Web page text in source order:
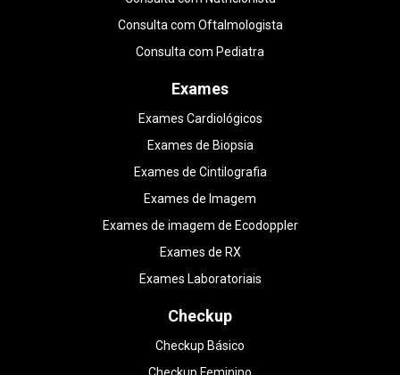
Consulta com Oftalmologista
Consulta com Pediatra
Exames
Exames Cardiológicos
Exames de Biopsia
Exames de Cintilografia
Exames de Imagem
Exames de imagem de Ecodoppler
Exames de RX
Exames Laboratoriais
Checkup
Checkup Básico